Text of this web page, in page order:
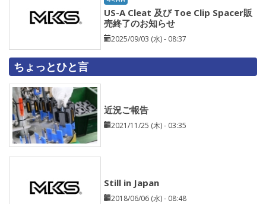
US-A Cleat 及び Toe Clip Spacer販
売終了のお知らせ
2025/09/03 (水) - 08:37
ちょっとひと言
近況ご報告
2021/11/25 (木) - 03:35
Still in Japan
2018/06/06 (水) - 08:48